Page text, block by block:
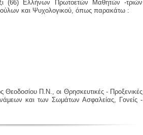
(66) Ελλήνων Πρωτοετών Μαθητών -τριών
και Ψυχολογικού, όπως παρακάτω :
Π.Ν., οι Θρησκευτικές - Προξενικές
και των Σωμάτων Ασφαλείας, Γονείς -